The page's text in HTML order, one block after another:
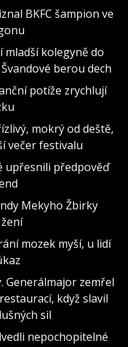
BKFC šampion ve
kolegyně do
berou dech
potíže zrychlují
mokrý od deště,
večer festivalu
upřesnili předpověď
Mekyho Žbirky
mozek myší, u lidí
Generálmajor zemřel
když slavil
sil
nepochopitelné